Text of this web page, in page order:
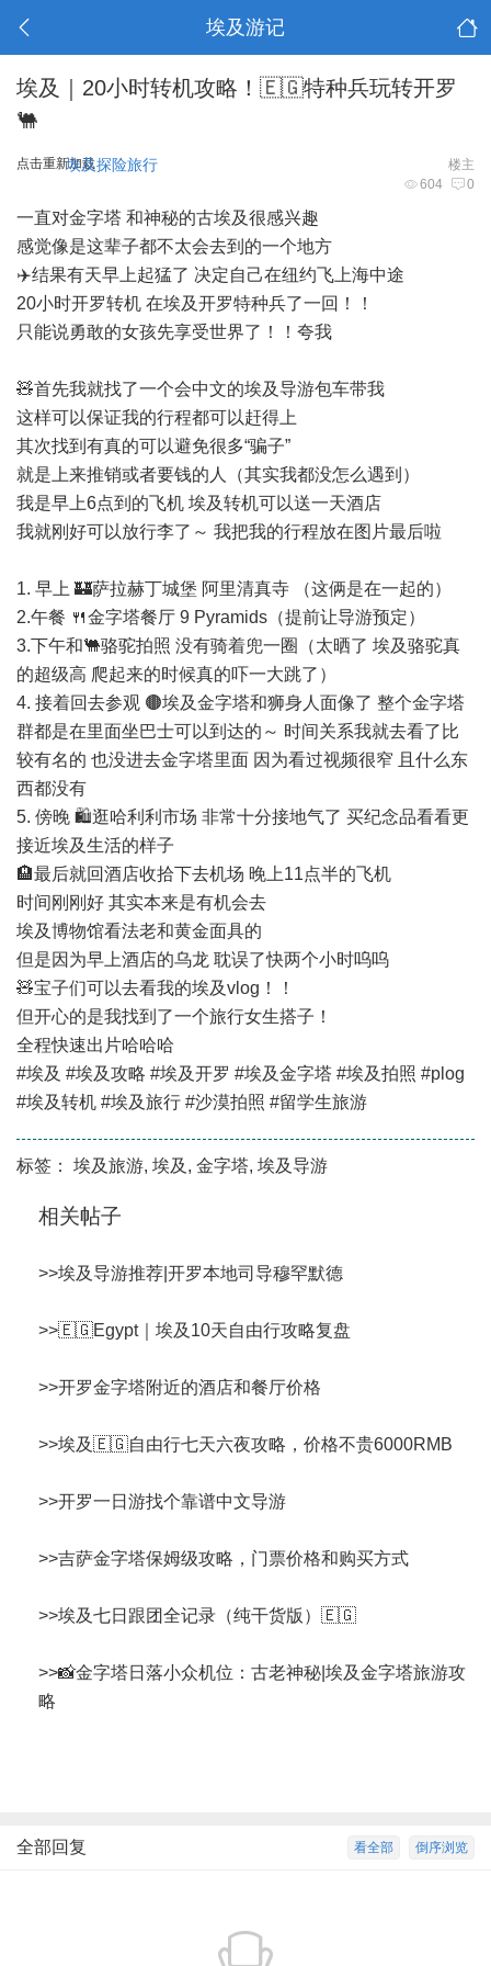
埃及游记
埃及｜20小时转机攻略！🇪🇬特种兵玩转开罗
🐫
点击重新加载 楼主
埃及探险旅行
604 0
一直对金字塔 和神秘的古埃及很感兴趣
感觉像是这辈子都不太会去到的一个地方
✈️结果有天早上起猛了 决定自己在纽约飞上海中途
20小时开罗转机 在埃及开罗特种兵了一回！！
只能说勇敢的女孩先享受世界了！！夸我
🧸首先我就找了一个会中文的埃及导游包车带我
这样可以保证我的行程都可以赶得上
其次找到有真的可以避免很多“骗子”
就是上来推销或者要钱的人（其实我都没怎么遇到）
我是早上6点到的飞机 埃及转机可以送一天酒店
我就刚好可以放行李了～ 我把我的行程放在图片最后啦
1. 早上 🏰萨拉赫丁城堡 阿里清真寺 （这俩是在一起的）
2.午餐 🍴金字塔餐厅 9 Pyramids（提前让导游预定）
3.下午和🐫骆驼拍照 没有骑着兜一圈（太晒了 埃及骆驼真
的超级高 爬起来的时候真的吓一大跳了）
4. 接着回去参观 🟤埃及金字塔和狮身人面像了 整个金字塔
群都是在里面坐巴士可以到达的～ 时间关系我就去看了比
较有名的 也没进去金字塔里面 因为看过视频很窄 且什么东
西都没有
5. 傍晚 🛍️逛哈利利市场 非常十分接地气了 买纪念品看看更
接近埃及生活的样子
🏨最后就回酒店收拾下去机场 晚上11点半的飞机
时间刚刚好 其实本来是有机会去
埃及博物馆看法老和黄金面具的
但是因为早上酒店的乌龙 耽误了快两个小时呜呜
🧸宝子们可以去看我的埃及vlog！！
但开心的是我找到了一个旅行女生搭子！
全程快速出片哈哈哈
#埃及 #埃及攻略 #埃及开罗 #埃及金字塔 #埃及拍照 #plog
#埃及转机 #埃及旅行 #沙漠拍照 #留学生旅游
标签： 埃及旅游, 埃及 , 金字塔, 埃及导游
相关帖子
>>埃及导游推荐|开罗本地司导穆罕默德
>>🇪🇬Egypt｜埃及10天自由行攻略复盘
>>开罗金字塔附近的酒店和餐厅价格
>>埃及🇪🇬自由行七天六夜攻略，价格不贵6000RMB
>>开罗一日游找个靠谱中文导游
>>吉萨金字塔保姆级攻略，门票价格和购买方式
>>埃及七日跟团全记录（纯干货版）🇪🇬
>>📸金字塔日落小众机位：古老神秘|埃及金字塔旅游攻
略
倒序浏览
看全部
全部回复